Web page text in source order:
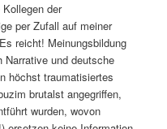
der
per Zufall auf meiner
reicht! Meinungsbildung
und deutsche
höchst traumatisiertes
brutalst angegriffen,
wurden, wovon